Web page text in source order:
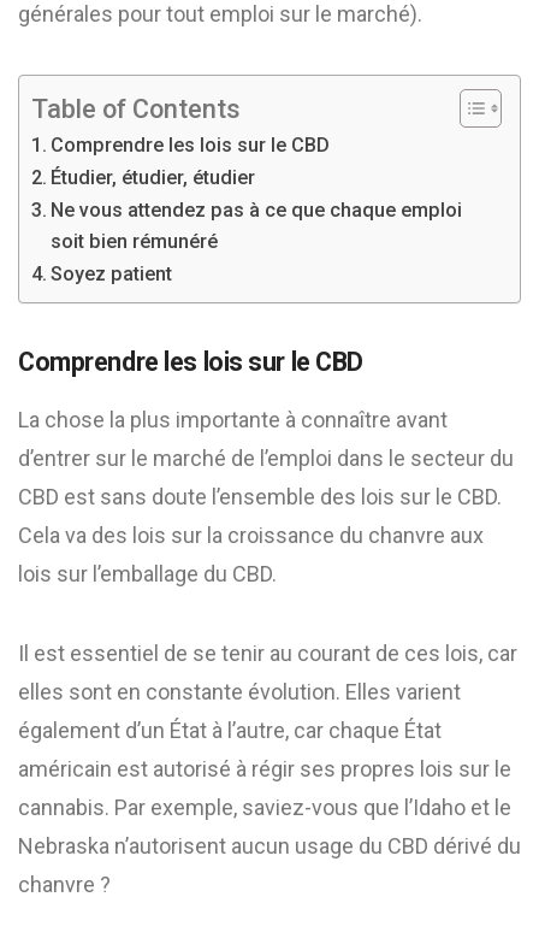
générales pour tout emploi sur le marché).
Table of Contents
Comprendre les lois sur le CBD
Étudier, étudier, étudier
Ne vous attendez pas à ce que chaque emploi
soit bien rémunéré
Soyez patient
Comprendre les lois sur le CBD
La chose la plus importante à connaître avant
d’entrer sur le marché de l’emploi dans le secteur du
CBD est sans doute l’ensemble des lois sur le CBD.
Cela va des lois sur la croissance du chanvre aux
lois sur l’emballage du CBD.
Il est essentiel de se tenir au courant de ces lois, car
elles sont en constante évolution. Elles varient
également d’un État à l’autre, car chaque État
américain est autorisé à régir ses propres lois sur le
cannabis. Par exemple, saviez-vous que l’Idaho et le
Nebraska n’autorisent aucun usage du CBD dérivé du
chanvre ?